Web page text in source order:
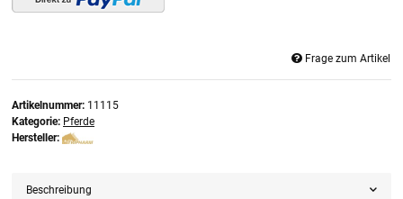
Frage zum Artikel
Artikelnummer: 11115
Kategorie: Pferde
Hersteller:
Beschreibung